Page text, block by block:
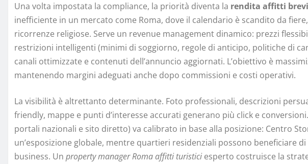
Una volta impostata la compliance, la priorità diventa la rendita affitti
inefficiente in un mercato come Roma, dove il calendario è scandito da
ricorrenze religiose. Serve un revenue management dinamico: prezzi
restrizioni intelligenti (minimi di soggiorno, regole di anticipo, politiche di
canali ottimizzate e contenuti dell’annuncio aggiornati. L’obiettivo è
mantenendo margini adeguati anche dopo commissioni e costi operativi.
La visibilità è altrettanto determinante. Foto professionali, descrizioni
friendly, mappe e punti d’interesse accurati generano più click e
portali nazionali e sito diretto) va calibrato in base alla posizione: Centro
un’esposizione globale, mentre quartieri residenziali possono beneficiare
business. Un property manager Roma affitti turistici esperto costruisce la